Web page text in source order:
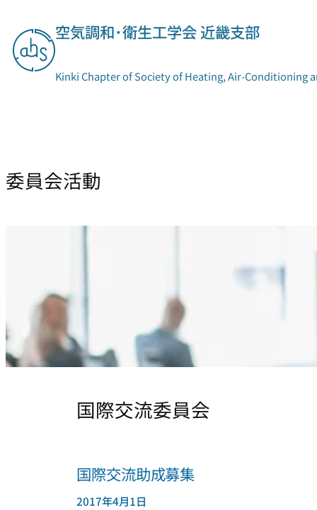
を
ス
空気調和･衛生工学会 近畿支部
Kinki Chapter of Society of Heating, Air-Conditioning
委員会活動
国際交流委員会
国際交流助成募集
2017年4月1日